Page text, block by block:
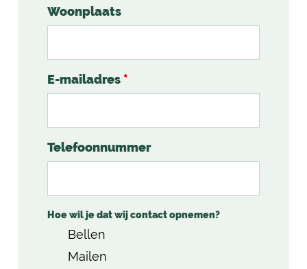
Woonplaats
E-mailadres *
Telefoonnummer
Hoe wil je dat wij contact opnemen?
Bellen
Mailen